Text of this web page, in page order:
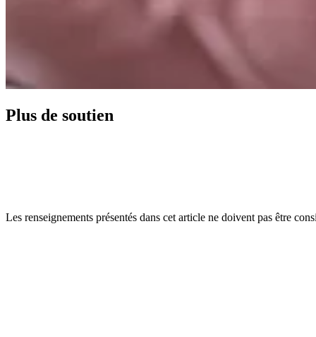
Plus de soutien
Les renseignements présentés dans cet article ne doivent pas être